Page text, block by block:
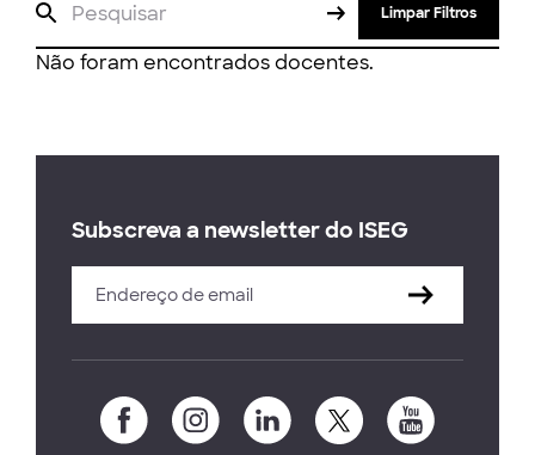
Limpar Filtros
Não foram encontrados docentes.
Subscreva a newsletter do ISEG